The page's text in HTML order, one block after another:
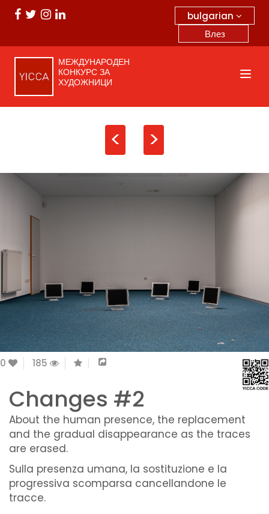
bulgarian
Влез
МЕЖДУНАРОДЕН
КОНКУРС ЗА
ХУДОЖНИЦИ
< >
0 185
Changes #2
About the human presence, the replacement
and the gradual disappearance as the traces
are erased.
Sulla presenza umana, la sostituzione e la
progressiva scomparsa cancellandone le
tracce.